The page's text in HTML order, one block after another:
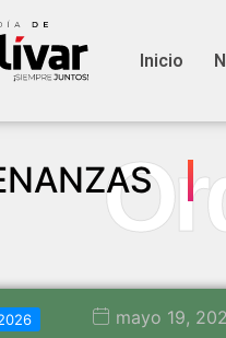
Inicio
mayo 19,